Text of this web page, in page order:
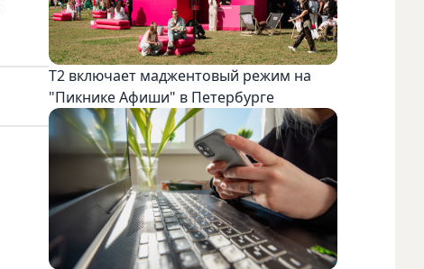
Т2 включает маджентовый режим на
"Пикнике Афиши" в Петербурге